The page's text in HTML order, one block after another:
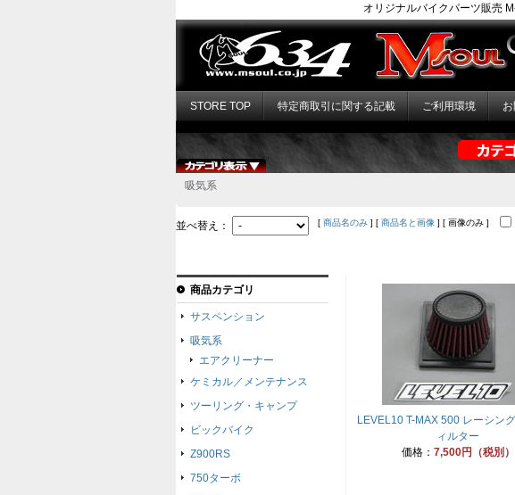
オリジナルバイクパーツ販売
STORE TOP 特定商取引に関する記載 ご利用環境
吸気系
並べ替え： [ 商品名のみ ] [ 商品名と画像 ] [ 画像のみ ]
LEVEL10 T-MAX 500 レーシン
ィルター
価格： 7,500円（税別）
商品カテゴリ
サスペンション
吸気系
エアクリーナー
ケミカル／メンテナンス
ツーリング・キャンプ
ビックバイク
Z900RS
750ターボ